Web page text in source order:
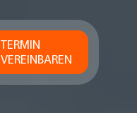
TERMIN
VEREINBAREN